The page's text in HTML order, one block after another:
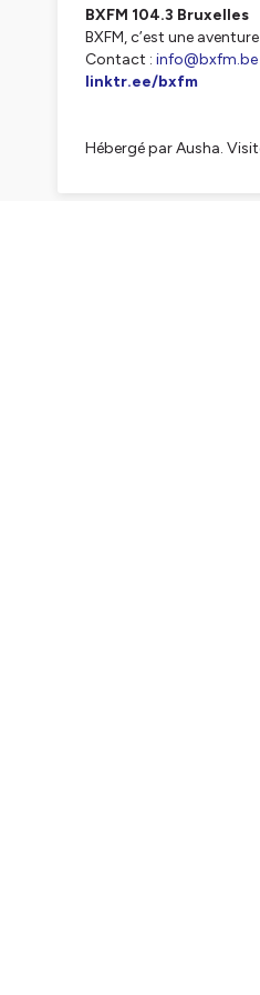
BXFM 104.3 Bruxelles
BXFM, c’est une
Contact : info@bxfm.be
linktr.ee/bxfm
Hébergé par Ausha.